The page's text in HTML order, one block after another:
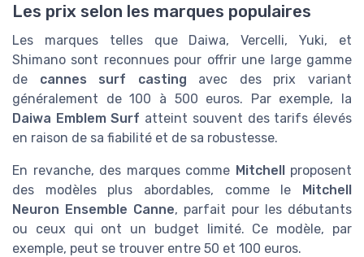
Les prix selon les marques populaires
Les marques telles que Daiwa, Vercelli, Yuki, et
Shimano sont reconnues pour offrir une large gamme
de cannes surf casting avec des prix variant
généralement de 100 à 500 euros. Par exemple, la
Daiwa Emblem Surf atteint souvent des tarifs élevés
en raison de sa fiabilité et de sa robustesse.
En revanche, des marques comme Mitchellproposent
des modèles plus abordables, comme le Mitchell
Neuron Ensemble Canne, parfait pour les débutants
ou ceux qui ont un budget limité. Ce modèle, par
exemple, peut se trouver entre 50 et 100 euros.